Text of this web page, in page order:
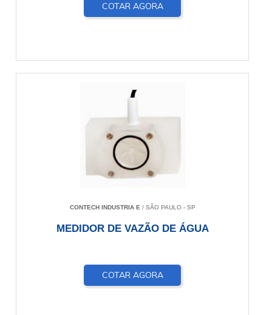
COTAR AGORA
CONTECH INDUSTRIA E / SÃO PAULO - SP
MEDIDOR DE VAZÃO DE ÁGUA
COTAR AGORA